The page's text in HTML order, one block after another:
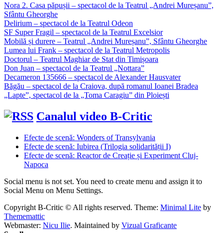
Nora 2. Casa păpușii – spectacol de la Teatrul „Andrei Mureșanu”,
Sfântu Gheorghe
Delirium – spectacol de la Teatrul Odeon
SF Super Fragil – spectacol de la Teatrul Excelsior
Mobilă și durere – Teatrul „Andrei Mureșanu”, Sfântu Gheorghe
Lumea lui Frank – spectacol de la Teatrul Metropolis
Doctorul – Teatrul Maghiar de Stat din Timișoara
Don Juan – spectacol de la Teatrul „Nottara”
Decameron 135666 – spectacol de Alexander Hausvater
Băgău – spectacol de la Craiova, după romanul Ioanei Bradea
„Lapte”, spectacol de la „Toma Caragiu” din Ploiești
Canalul video B-Critic
Efecte de scenă: Wonders of Transylvania
Efecte de scenă: Iubirea (Trilogia solidarității I)
Efecte de scenă: Reactor de Creație și Experiment Cluj-
Napoca
Social menu is not set. You need to create menu and assign it to
Social Menu on Menu Settings.
Copyright B-Critic © All rights reserved. Theme: Minimal Lite by
Thememattic
Webmaster: Nicu Ilie. Maintained by Vizual Graficante